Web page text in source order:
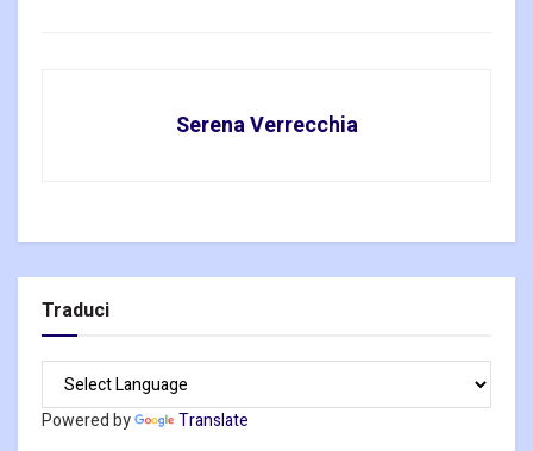
Serena Verrecchia
Traduci
Powered by Translate